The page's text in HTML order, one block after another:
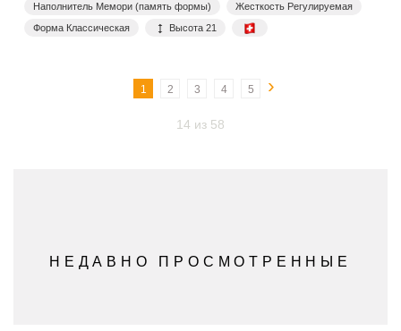
Наполнитель Мемори (память формы)
Жесткость Регулируемая
Форма Классическая
Высота 21
1 2 3 4 5 ›
14 из 58
НЕДАВНО ПРОСМОТРЕННЫЕ